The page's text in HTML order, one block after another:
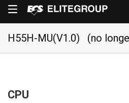
H55H-MU(V1.0) (no
CPU